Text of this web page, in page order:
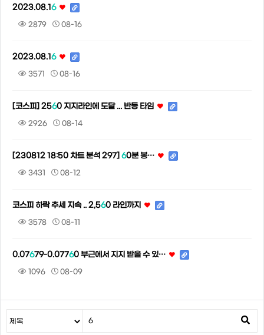
2023.08.1 6
2879 08-16
2023.08.1 6
3571 08-16
[코스피] 2560 지지라인에 도달 ... 반등 타임
2926 08-14
[230812 18:50 차트 분석 297] 60분 봉…
3431 08-12
코스피 하락 추세 지속 .. 2,560 라인까지
3578 08-11
0.07679-0.07760 부근에서 지지 받을 수 있…
1096 08-09